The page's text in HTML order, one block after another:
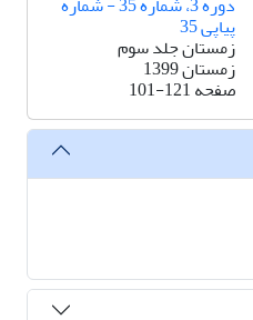
پیاپی 35
زمستان جلد سوم
زمستان 1399
صفحه101-121